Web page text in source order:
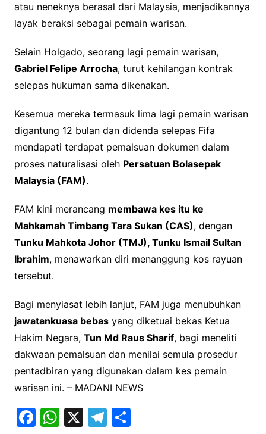
atau neneknya berasal dari Malaysia, menjadikannya
layak beraksi sebagai pemain warisan.
Selain Holgado, seorang lagi pemain warisan,
Gabriel Felipe Arrocha, turut kehilangan kontrak
selepas hukuman sama dikenakan.
Kesemua mereka termasuk lima lagi pemain warisan
digantung 12 bulan dan didenda selepas Fifa
mendapati terdapat pemalsuan dokumen dalam
proses naturalisasi oleh Persatuan Bolasepak
Malaysia (FAM).
FAM kini merancang membawa kes itu ke
Mahkamah Timbang Tara Sukan (CAS), dengan
Tunku Mahkota Johor (TMJ), Tunku Ismail Sultan
Ibrahim, menawarkan diri menanggung kos rayuan
tersebut.
Bagi menyiasat lebih lanjut, FAM juga menubuhkan
jawatankuasa bebasyang diketuai bekas Ketua
Hakim Negara, Tun Md Raus Sharif, bagi meneliti
dakwaan pemalsuan dan menilai semula prosedur
pentadbiran yang digunakan dalam kes pemain
warisan ini. – MADANI NEWS
F W X T S